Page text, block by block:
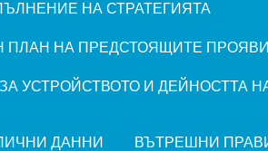
НА СТРАТЕГИЯТА
ПЛАН НА ПРЕДСТОЯЩИТЕ ПРОЯВИ
УСТРОЙСТВОТО И ДЕЙНОСТТА
ДАННИ ВЪТРЕШНИ